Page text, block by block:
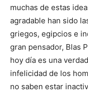
muchas de estas
agradable han sido
griegos, egipcios e
gran pensador, Blas
hoy día es una
infelicidad de los
no saben estar